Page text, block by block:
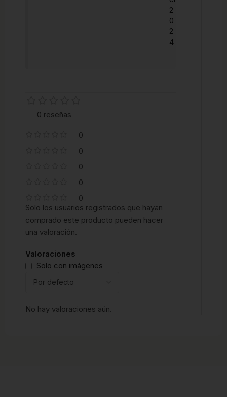
2
0
2
4
0 reseñas
0
0
0
0
0
Valoraciones
Solo con imágenes
No hay valoraciones aún.
Solo los usuarios registrados que hayan
comprado este producto pueden hacer
una valoración.